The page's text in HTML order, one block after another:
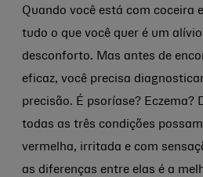
Quando você está com coceira
tudo o que você quer é um
desconforto. Mas antes de
eficaz, você precisa
precisão. É psoríase? Eczema?
todas as três condições
vermelha, irritada e com
as diferenças entre elas é a